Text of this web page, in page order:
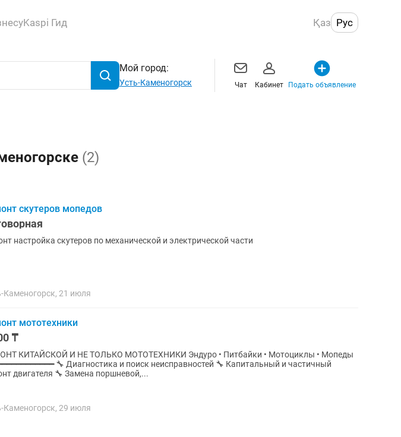
Kaspi Гид Қаз Рус
Мой город:
Усть-Каменогорск Чат Кабинет Подать объявление
(2)
скутеров мопедов
настройка скутеров по механической и электрической части
Каменогорск, 21 июля
мототехники
₸
КИТАЙСКОЙ И НЕ ТОЛЬКО МОТОТЕХНИКИ Эндуро • Питбайки • Мотоциклы • Мопеды
и поиск неисправностей 🔧 Капитальный и частичный
двигателя 🔧 Замена поршневой,...
Каменогорск, 29 июля